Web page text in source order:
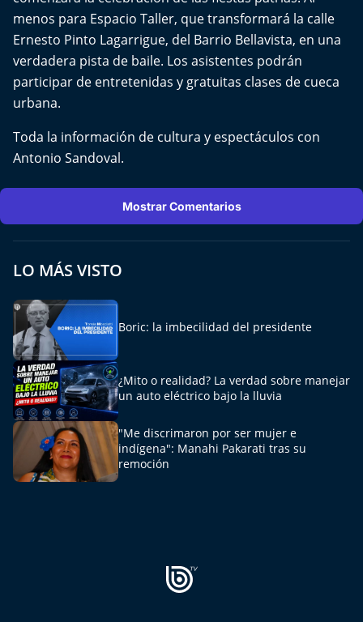
La Ruta del Pulsar
Psicología Abierta
Impacto Tecnológico
Sesiones Dieciocheras
Expreso PM
Conecta Vida
El Mejor País de Chile
Te invito a tomar once
Bío Bío en Ruta
Especiales
Chiche cuadra y su parrilla
Motorfem
menos para Espacio Taller, que transformará la calle
Ernesto Pinto Lagarrigue, del Barrio Bellavista, en una
verdadera pista de baile. Los asistentes podrán
participar de entretenidas y gratuitas clases de cueca
urbana.
Toda la información de cultura y espectáculos con
Antonio Sandoval.
Mostrar Comentarios
LO MÁS VISTO
Boric: la imbecilidad del presidente
¿Mito o realidad? La verdad sobre manejar
un auto eléctrico bajo la lluvia
"Me discrimaron por ser mujer e
indígena": Manahi Pakarati tras su
remoción